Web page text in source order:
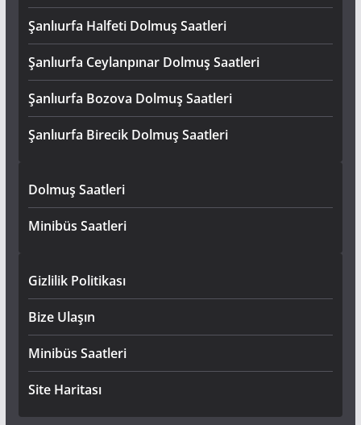
Şanlıurfa Halfeti Dolmuş Saatleri
Şanlıurfa Ceylanpınar Dolmuş Saatleri
Şanlıurfa Bozova Dolmuş Saatleri
Şanlıurfa Birecik Dolmuş Saatleri
Dolmuş Saatleri
Minibüs Saatleri
Gizlilik Politikası
Bize Ulaşın
Minibüs Saatleri
Site Haritası